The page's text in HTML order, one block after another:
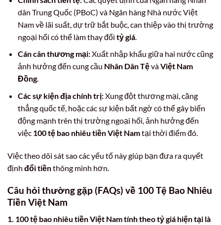
dân Trung Quốc (PBoC) và Ngân hàng Nhà nước Việt
Nam về lãi suất, dự trữ bắt buộc, can thiệp vào thị trường
ngoại hối có thể làm thay đổi tỷ giá.
Cán cân thương mại:Xuất nhập khẩu giữa hai nước cũng
ảnh hưởng đến cung cầu Nhân Dân TệvàViệt Nam
Đồng.
Các sự kiện địa chính trị:Xung đột thương mại, căng
thẳng quốc tế, hoặc các sự kiện bất ngờ có thể gây biến
động mạnh trên thị trường ngoại hối, ảnh hưởng đến
việc 100 tệ bao nhiêu tiền Việt Namtại thời điểm đó.
Việc theo dõi sát sao các yếu tố này giúp bạn đưa ra quyết
định đổi tiềnthông minh hơn.
Câu hỏi thường gặp (FAQs) về 100 Tệ Bao Nhiêu
Tiền Việt Nam
1. 100 tệ bao nhiêu tiền Việt Namtính theo tỷ giá hiện tại là